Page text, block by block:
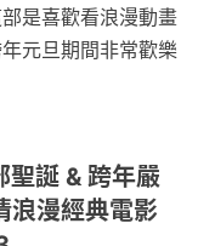
是喜歡看浪漫動畫
元旦期間非常歡樂
聖誕 & 跨年嚴
浪漫經典電影